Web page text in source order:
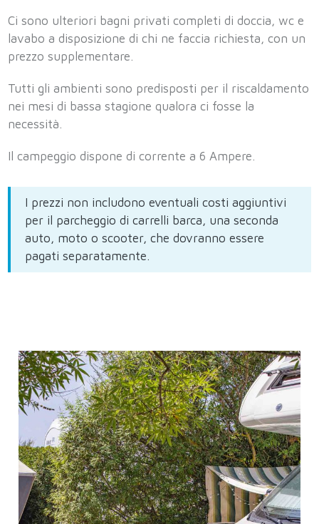
Ci sono ulteriori bagni privati completi di doccia, wc e
lavabo a disposizione di chi ne faccia richiesta, con un
prezzo supplementare.
Tutti gli ambienti sono predisposti per il riscaldamento
nei mesi di bassa stagione qualora ci fosse la
necessità.
Il campeggio dispone di corrente a 6 Ampere.
I prezzi non includono eventuali costi aggiuntivi
per il parcheggio di carrelli barca, una seconda
auto, moto o scooter, che dovranno essere
pagati separatamente.